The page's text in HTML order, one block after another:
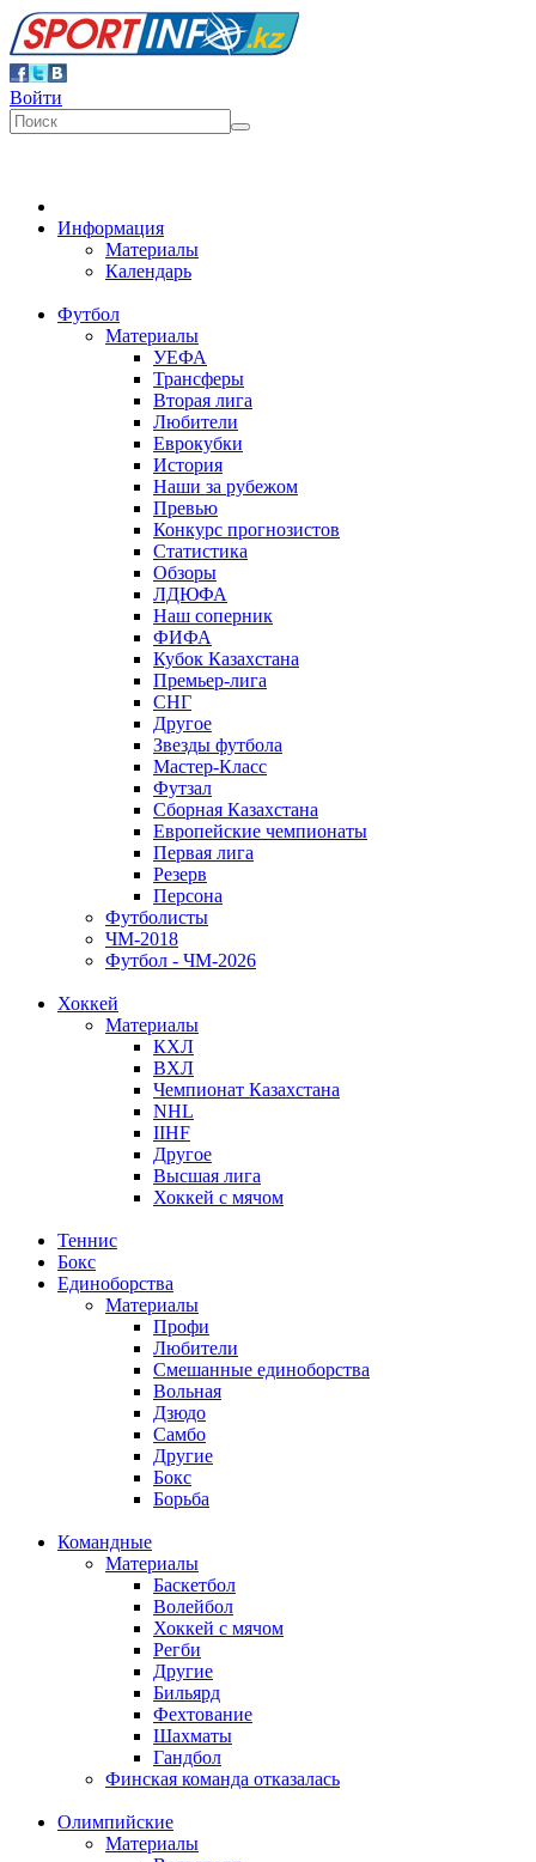
Войти
Информация
Материалы
Календарь
Футбол
Материалы
УЕФА
Трансферы
Вторая лига
Любители
Еврокубки
История
Наши за рубежом
Превью
Конкурс прогнозистов
Статистика
Обзоры
ЛДЮФА
Наш соперник
ФИФА
Кубок Казахстана
Премьер-лига
СНГ
Другое
Звезды футбола
Мастер-Класс
Футзал
Сборная Казахстана
Европейские чемпионаты
Первая лига
Резерв
Персона
Футболисты
ЧМ-2018
Футбол - ЧМ-2026
Хоккей
Материалы
КХЛ
ВХЛ
Чемпионат Казахстана
NHL
IIHF
Другое
Высшая лига
Хоккей с мячом
Теннис
Бокс
Единоборства
Материалы
Профи
Любители
Смешанные единоборства
Вольная
Дзюдо
Самбо
Другие
Бокс
Борьба
Командные
Материалы
Баскетбол
Волейбол
Хоккей с мячом
Регби
Другие
Бильярд
Фехтование
Шахматы
Гандбол
Финская команда отказалась
Олимпийские
Материалы